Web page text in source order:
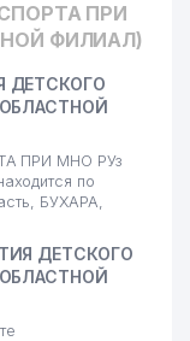
ПРИ
ФИЛИАЛ)
ДЕТСКОГО
ПРИ МНО РУз
по
БУХАРА,
ДЕТСКОГО